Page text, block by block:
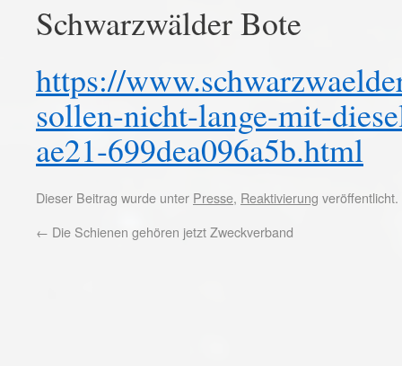
Schwarzwälder Bote
https://
sollen-nicht-lange-mit-
ae21-699dea096a5b.html
Dieser Beitrag wurde unter Presse, Reaktivierung
← Die Schienen gehören jetzt Zweckverband